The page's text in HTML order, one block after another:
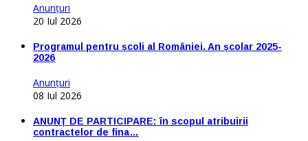
Anunţuri
20 Iul 2026
Programul pentru școli al României. An școlar 2025-
2026
Anunţuri
08 Iul 2026
ANUNŢ DE PARTICIPARE: în scopul atribuirii
contractelor de fina…